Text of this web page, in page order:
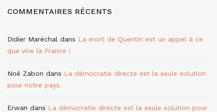
COMMENTAIRES RÉCENTS
Didier Maréchal dans La mort de Quentin est un appel à ce
que vive la France !
Noé Zabon dans La démocratie directe est la seule solution
pour notre pays.
Erwan dans La démocratie directe est la seule solution pour